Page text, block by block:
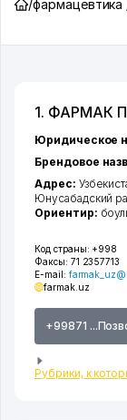
/фармацевтика
1. ФАРМАК
Код страны: +998
Факсы: 71 2357713
E-mail:
farmak.uz
+99871
Рубрики, к
Юридическое
Брендовое
Адрес:
Юнусабадский
Ориентир: